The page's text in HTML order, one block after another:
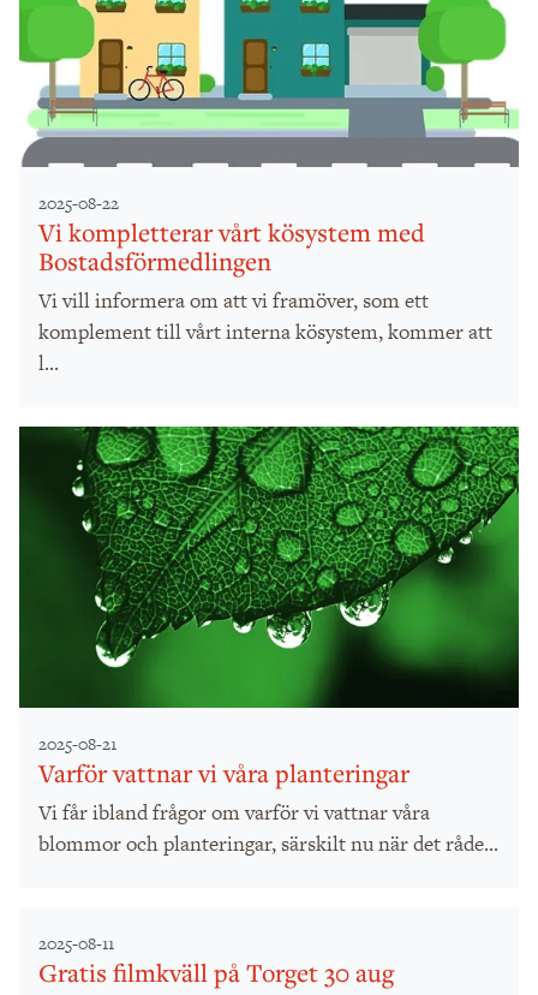
2025-08-22
Vi kompletterar vårt kösystem med
Bostadsförmedlingen
Vi vill informera om att vi framöver, som ett
komplement till vårt interna kösystem, kommer att
l...
2025-08-21
Varför vattnar vi våra planteringar
Vi får ibland frågor om varför vi vattnar våra
blommor och planteringar, särskilt nu när det råde...
2025-08-11
Gratis filmkväll på Torget 30 aug